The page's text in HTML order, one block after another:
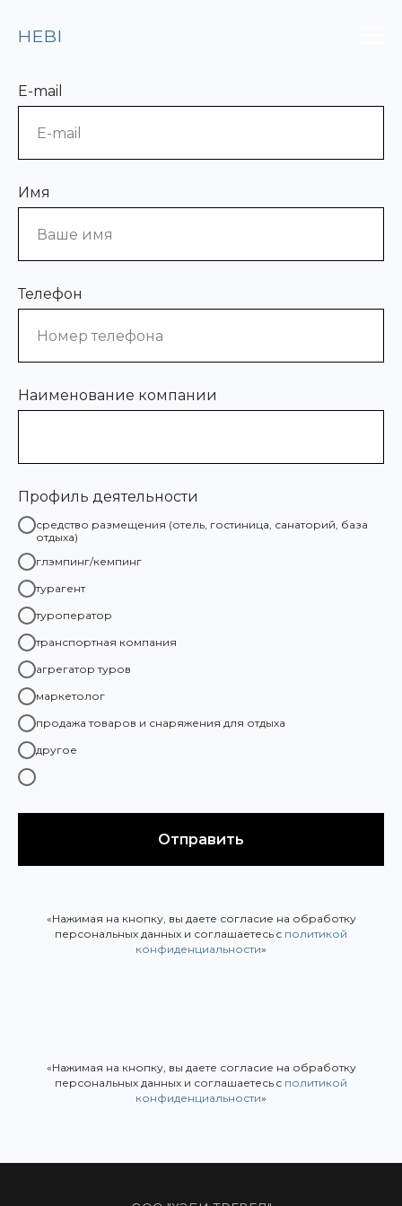
HEBI
E-mail
Имя
Телефон
Наименование компании
Профиль деятельности
средство размещения (отель, гостиница, санаторий, база
отдыха)
глэмпинг/кемпинг
турагент
туроператор
транспортная компания
агрегатор туров
маркетолог
продажа товаров и снаряжения для отдыха
другое
Отправить
«Нажимая на кнопку, вы даете согласие на обработку
персональных данных и соглашаетесь c политикой
конфиденциальности»
«Нажимая на кнопку, вы даете согласие на обработку
персональных данных и соглашаетесь c политикой
конфиденциальности»